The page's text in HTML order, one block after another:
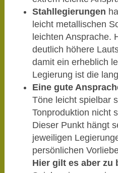
Stahllegierungen
leicht metallischen
leichten Ansprache.
deutlich höhere
damit ein erheblich
Legierung ist die
Eine gute
Töne leicht spielbar
Tonproduktion nicht
Dieser Punkt hängt
jeweiligen
persönlichen
Hier gilt es aber zu